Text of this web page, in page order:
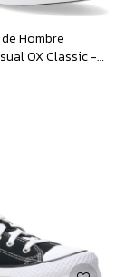
Hombre
OX Classic -